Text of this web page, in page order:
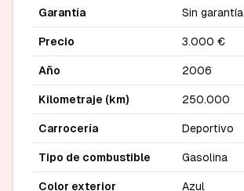
Garantía Sin garantía
Precio 3.000 €
Año 2006
Kilometraje (km) 250.000
Carrocería Deportivo
Tipo de combustible Gasolina
Color exterior Azul